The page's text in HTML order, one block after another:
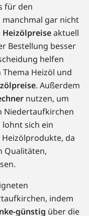
für den
gar nicht
Heizölpreiseaktuell
Bestellung besser
helfen
Heizöl und
. Außerdem
nutzen, um
Niedertaufkirchen
sich ein
da
Qualitäten,
indem
günstig über die